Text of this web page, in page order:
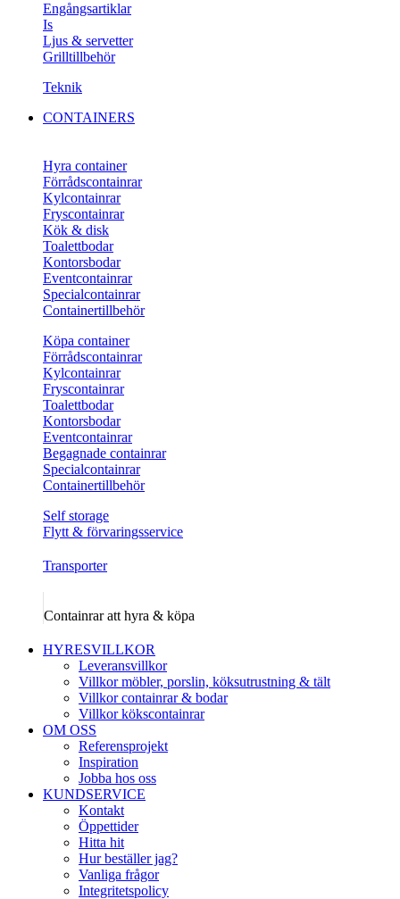
Engångsartiklar
Is
Ljus & servetter
Grilltillbehör
Teknik
CONTAINERS
Hyra container
Förrådscontainrar
Kylcontainrar
Fryscontainrar
Kök & disk
Toalettbodar
Kontorsbodar
Eventcontainrar
Specialcontainrar
Containertillbehör
Köpa container
Förrådscontainrar
Kylcontainrar
Fryscontainrar
Toalettbodar
Kontorsbodar
Eventcontainrar
Begagnade containrar
Specialcontainrar
Containertillbehör
Self storage
Flytt & förvaringsservice
Transporter
Containrar att hyra & köpa
HYRESVILLKOR
Leveransvillkor
Villkor möbler, porslin, köksutrustning & tält
Villkor containrar & bodar
Villkor kökscontainrar
OM OSS
Referensprojekt
Inspiration
Jobba hos oss
KUNDSERVICE
Kontakt
Öppettider
Hitta hit
Hur beställer jag?
Vanliga frågor
Integritetspolicy